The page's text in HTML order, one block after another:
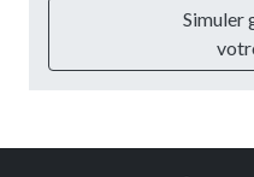
Simuler